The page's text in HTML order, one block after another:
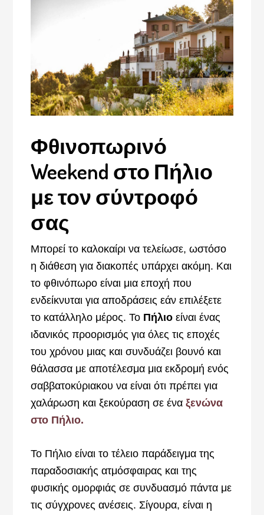
Φθινοπωρινό
Weekend στο Πήλιο
με τον σύντροφό
σας
Μπορεί το καλοκαίρι να τελείωσε, ωστόσο
η διάθεση για διακοπές υπάρχει ακόμη. Και
το φθινόπωρο είναι μια εποχή που
ενδείκνυται για αποδράσεις εάν επιλέξετε
το κατάλληλο μέρος. Το Πήλιο είναι ένας
ιδανικός προορισμός για όλες τις εποχές
του χρόνου μιας και συνδυάζει βουνό και
θάλασσα με αποτέλεσμα μια εκδρομή ενός
σαββατοκύριακου να είναι ότι πρέπει για
χαλάρωση και ξεκούραση σε έναξενώνα
στο Πήλιο.
To Πήλιο είναι το τέλειο παράδειγμα της
παραδοσιακής ατμόσφαιρας και της
φυσικής ομορφιάς σε συνδυασμό πάντα με
τις σύγχρονες ανέσεις. Σίγουρα, είναι η